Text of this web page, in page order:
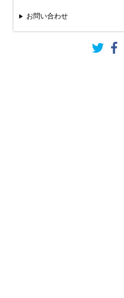
お問い合わせ